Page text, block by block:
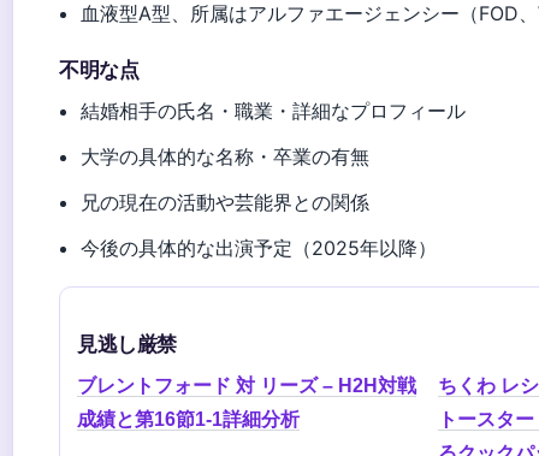
血液型A型、所属はアルファエージェンシー（FOD
不明な点
結婚相手の氏名・職業・詳細なプロフィール
大学の具体的な名称・卒業の有無
兄の現在の活動や芸能界との関係
今後の具体的な出演予定（2025年以降）
見逃し厳禁
ブレントフォード 対 リーズ – H2H対戦
成績と第16節1-1詳細分析
ちくわ レ
トースタ